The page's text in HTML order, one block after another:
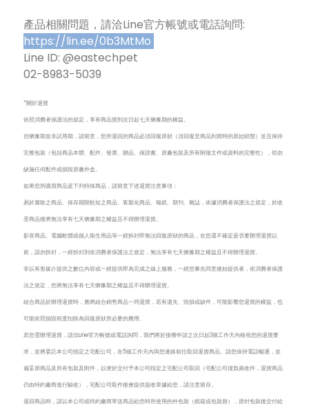
產品相關問題，請洽Line官方帳號或電話詢問:
https://lin.ee/0b3MtMo
Line ID: @eastechpet
02-8983-5039
*關於退貨
依照消費者保護法的規定，享有商品貨到次日起七天猶豫期的權益。
但猶豫期並非試用期，請留意，您所退回的商品必須回復原狀（須回復至商品到貨時的原始狀態）並且保持
完整包裝（包括商品本體、配件、發票、贈品、保證書、原廠包裝及所有附隨文件或資料的完整性），切勿
缺漏任何配件或損毀原廠外盒。
如果您所購買商品是下列特殊商品，請留意下述退貨注意事項：
易於腐敗之商品、保存期限較短之商品、客製化商品、報紙、期刊、雜誌，依據消費者保護法之規定，於收
受商品後將無法享有七天猶豫期之權益且不得辦理退貨。
影音商品、電腦軟體或個人衛生用品等一經拆封即無法回復原狀的商品，在您還不確定是否要辦理退貨以
前，請勿拆封，一經拆封則依消費者保護法之規定，無法享有七天猶豫期之權益且不得辦理退貨。
非以有形媒介提供之數位內容或一經提供即為完成之線上服務，一經您事先同意後始提供者，依消費者保護
法之規定，您將無法享有七天猶豫期之權益且不得辦理退貨。
組合商品於辦理退貨時，應將組合銷售商品一同退貨，若有遺失、毀損或缺件，可能影響您退貨的權益，也
可能依照損毀程度扣除為回復原狀所必要的費用。
若您需辦理退貨，請洽Line官方帳號或電話詢問，我們將於接獲申請之次日起3個工作天內檢視您的退貨要
求，並將委託本公司指定之宅配公司，在5個工作天內與您連絡前往取回退貨商品。請您保持電話暢通，並
備妥原商品及所有包裝及附件，以便於交付予本公司指定之宅配公司取回（宅配公司僅負責收件，退貨商品
仍由特約廠商進行驗收），宅配公司取件後會提供簽收單據給您，請注意留存。
退回商品時，請以本公司或特約廠商寄送商品給您時所使用的外包裝（紙箱或包裝袋），原封包裝後交付給